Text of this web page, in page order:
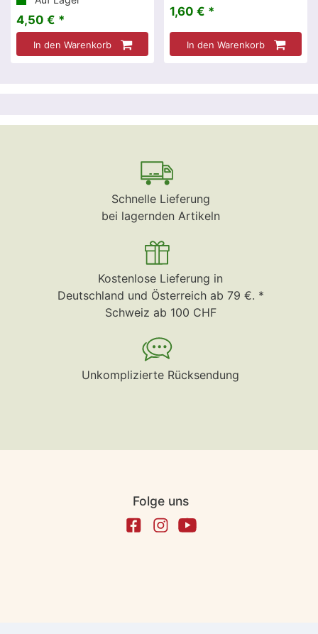
4,50 € *
In den Warenkorb
1,60 € *
In den Warenkorb
Schnelle Lieferung
bei lagernden Artikeln
Kostenlose Lieferung in
Deutschland und Österreich ab 79 €. *
Schweiz ab 100 CHF
Unkomplizierte Rücksendung
Folge uns